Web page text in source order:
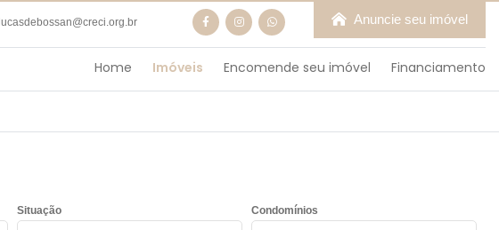
lucasdebossan@creci.org.br Anuncie seu imóvel
Home Imóveis Encomende seu imóvel Financiamento
Situação Condomínios